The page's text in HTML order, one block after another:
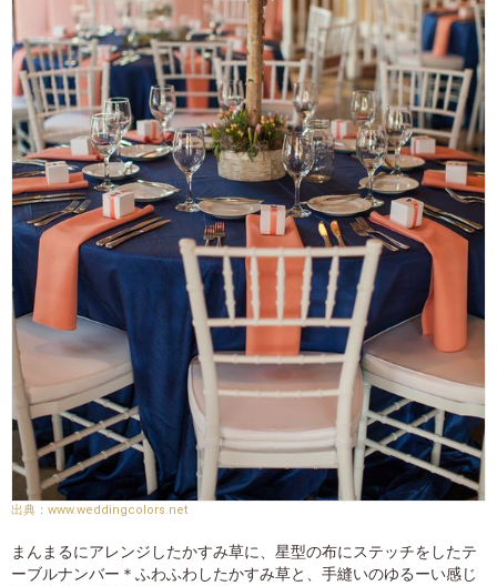
www.weddingcolors.net
まんまるにアレンジしたかすみ草に、星型の布にステッチをしたテ
ーブルナンバー＊ふわふわしたかすみ草と、手縫いのゆるーい感じ